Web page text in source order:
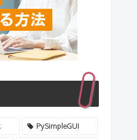
PySimpleGUI